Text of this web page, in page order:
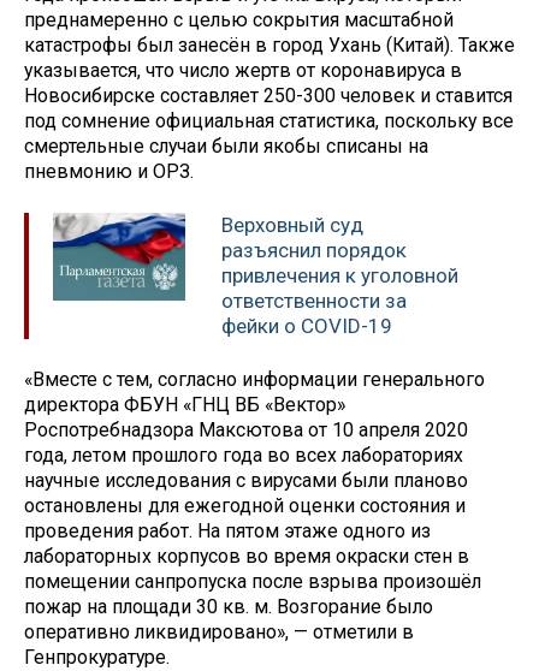
преднамеренно с целью сокрытия масштабной
катастрофы был занесён в город Ухань (Китай). Также
указывается, что число жертв от коронавируса в
Новосибирске составляет 250-300 человек и ставится
под сомнение официальная статистика, поскольку все
смертельные случаи были якобы списаны на
пневмонию и ОРЗ.
Верховный суд
разъяснил порядок
привлечения к уголовной
ответственности за
фейки о COVID-19
«Вместе с тем, согласно информации генерального
директора ФБУН «ГНЦ ВБ «Вектор»
Роспотребнадзора Максютова от 10 апреля 2020
года, летом прошлого года во всех лабораториях
научные исследования с вирусами были планово
остановлены для ежегодной оценки состояния и
проведения работ. На пятом этаже одного из
лабораторных корпусов во время окраски стен в
помещении санпропуска после взрыва произошёл
пожар на площади 30 кв. м. Возгорание было
оперативно ликвидировано», — отметили в
Генпрокуратуре.